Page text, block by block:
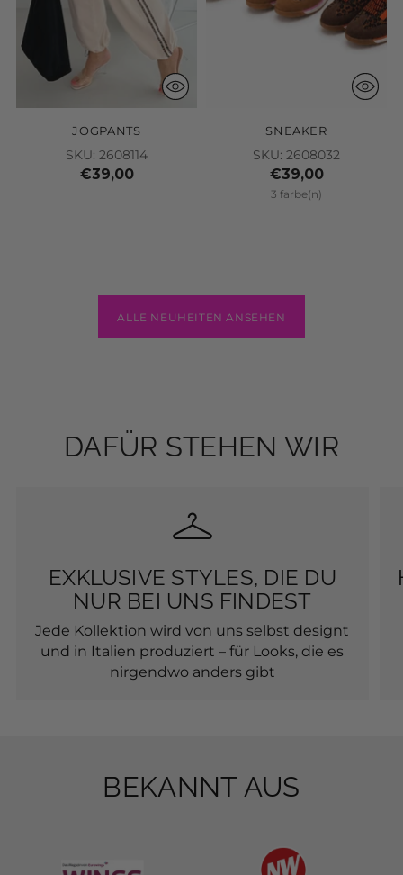
JOGPANTS
SKU: 2608114
€39,00
SNEAKER
SKU: 2608032
€39,00
3 farbe(n)
ALLE NEUHEITEN ANSEHEN
DAFÜR STEHEN WIR
EXKLUSIVE STYLES, DIE DU
NUR BEI UNS FINDEST
Jede Kollektion wird von uns selbst designt
und in Italien produziert – für Looks, die es
nirgendwo anders gibt
BEKANNT AUS